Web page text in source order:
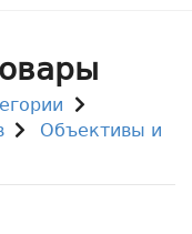
Объективы и